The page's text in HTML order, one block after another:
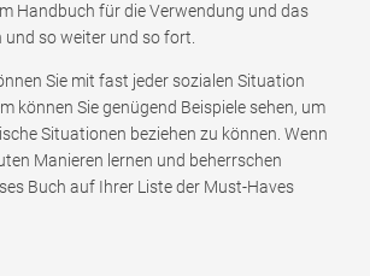
Handbuch für die Verwendung und das
und so weiter und so fort.
Sie mit fast jeder sozialen Situation
können Sie genügend Beispiele sehen, um
Situationen beziehen zu können. Wenn
Manieren lernen und beherrschen
Buch auf Ihrer Liste der Must-Haves